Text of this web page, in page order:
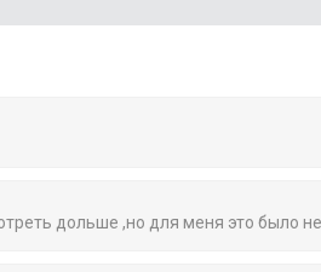
дольше ,но для меня это было